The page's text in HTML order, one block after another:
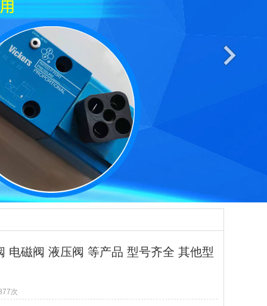
电磁阀 液压阀 等产品 型号齐全 其他型
次